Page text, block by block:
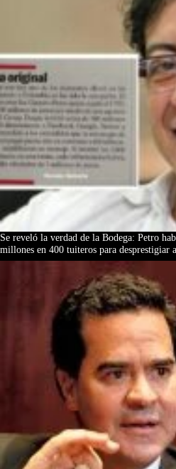
Se reveló la verdad de la Bodega: Petro
millones en 400 tuiteros para desprestigiar